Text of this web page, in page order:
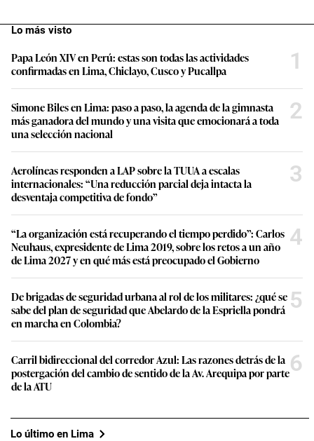
Lo más visto
Papa León XIV en Perú: estas son todas las actividades
confirmadas en Lima, Chiclayo, Cusco y Pucallpa
1
Simone Biles en Lima: paso a paso, la agenda de la gimnasta
más ganadora del mundo y una visita que emocionará a toda
una selección nacional
2
Aerolíneas responden a LAP sobre la TUUA a escalas
internacionales: “Una reducción parcial deja intacta la
desventaja competitiva de fondo”
3
“La organización está recuperando el tiempo perdido”: Carlos
Neuhaus, expresidente de Lima 2019, sobre los retos a un año
de Lima 2027 y en qué más está preocupado el Gobierno
4
De brigadas de seguridad urbana al rol de los militares: ¿qué se
sabe del plan de seguridad que Abelardo de la Espriella pondrá
en marcha en Colombia?
5
Carril bidireccional del corredor Azul: Las razones detrás de la
postergación del cambio de sentido de la Av. Arequipa por parte
de la ATU
6
Lo último en Lima